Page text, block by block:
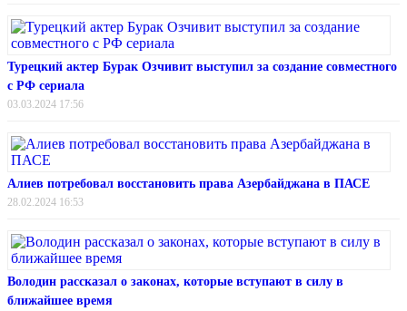
Турецкий актер Бурак Озчивит выступил за создание совместного
с РФ сериала
03.03.2024 17:56
Алиев потребовал восстановить права Азербайджана в ПАСЕ
28.02.2024 16:53
Володин рассказал о законах, которые вступают в силу в
ближайшее время